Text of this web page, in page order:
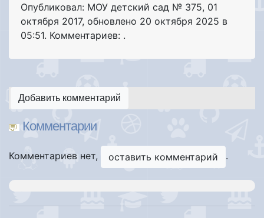
Опубликовал: МОУ детский сад № 375, 01
октября 2017, обновлено 20 октября 2025 в
05:51. Комментариев: .
Добавить комментарий
Комментарии
Комментариев нет, оставить комментарий .